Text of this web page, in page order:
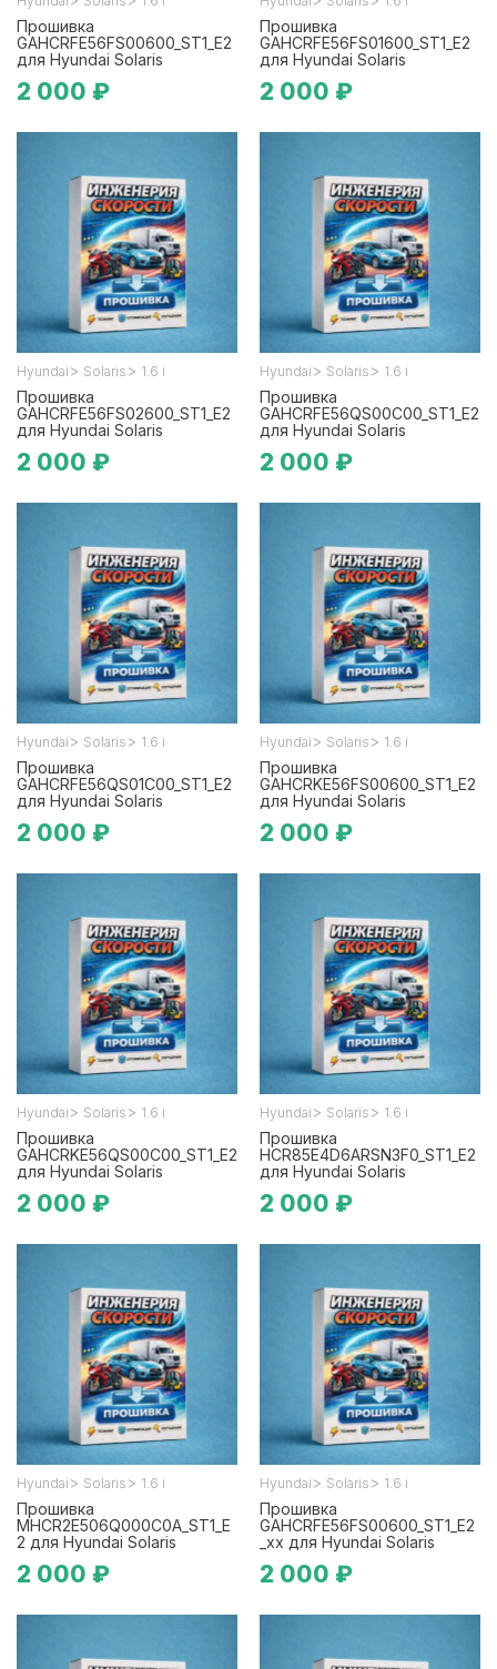
Прошивка
GAHCRFE56FS00600_ST1_E2
для Hyundai Solaris
2 000 ₽
Прошивка
GAHCRFE56FS01600_ST1_E2
для Hyundai Solaris
2 000 ₽
Hyundai > Solaris > 1.6 i
Прошивка
GAHCRFE56FS02600_ST1_E2
для Hyundai Solaris
2 000 ₽
Hyundai > Solaris > 1.6 i
Прошивка
GAHCRFE56QS00C00_ST1_E2
для Hyundai Solaris
2 000 ₽
Hyundai > Solaris > 1.6 i
Прошивка
GAHCRFE56QS01C00_ST1_E2
для Hyundai Solaris
2 000 ₽
Hyundai > Solaris > 1.6 i
Прошивка
GAHCRKE56FS00600_ST1_E2
для Hyundai Solaris
2 000 ₽
Hyundai > Solaris > 1.6 i
Прошивка
GAHCRKE56QS00C00_ST1_E2
для Hyundai Solaris
2 000 ₽
Hyundai > Solaris > 1.6 i
Прошивка
HCR85E4D6ARSN3F0_ST1_E2
для Hyundai Solaris
2 000 ₽
Hyundai > Solaris > 1.6 i
Прошивка
MHCR2E506Q000C0A_ST1_E
2 для Hyundai Solaris
2 000 ₽
Hyundai > Solaris > 1.6 i
Прошивка
GAHCRFE56FS00600_ST1_E2
_xx для Hyundai Solaris
2 000 ₽